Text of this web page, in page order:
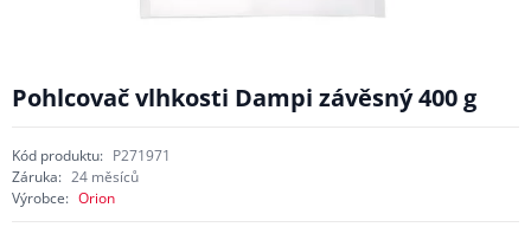
Pohlcovač vlhkosti Dampi závěsný 400 g
Kód produktu: P271971
Záruka: 24 měsíců
Výrobce: Orion